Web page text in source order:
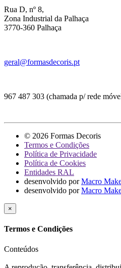
Rua D, nº 8,
Zona Industrial da Palhaça
3770-360 Palhaça
geral@formasdecoris.pt
967 487 303 (chamada p/ rede
© 2026 Formas Decoris
Termos e Condições
Política de Privacidade
Política de Cookies
Entidades RAL
desenvolvido porMacro
desenvolvido porMacro
×
Termos e Condições
Conteúdos